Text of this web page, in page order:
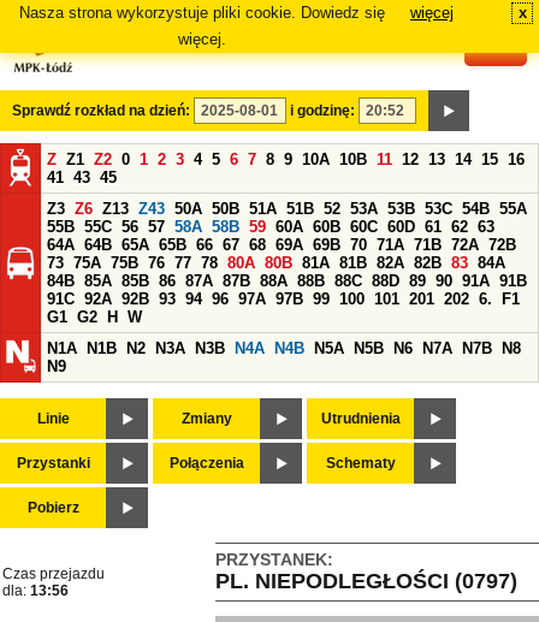
Nasza strona wykorzystuje pliki cookie. Dowiedz się
więcej.
więcej x
Sprawdź rozkład na dzień: i godzinę:
Z Z1 Z2 0 1 2 3 4 5 6 7 8 9 10A 10B 11 12 13 14 15 16
41 43 45
Z3 Z6 Z13 Z43 50A 50B 51A 51B 52 53A 53B 53C 54B 55A
55B 55C 56 57 58A 58B 59 60A 60B 60C 60D 61 62 63
64A 64B 65A 65B 66 67 68 69A 69B 70 71A 71B 72A 72B
73 75A 75B 76 77 78 80A 80B 81A 81B 82A 82B 83 84A
84B 85A 85B 86 87A 87B 88A 88B 88C 88D 89 90 91A 91B
91C 92A 92B 93 94 96 97A 97B 99 100 101 201 202 6.
F1
G1 G2 H
W
N1A
N1B N2 N3A N3B N4A N4B N5A N5B N6 N7A N7B
N8
N9
Linie Zmiany Utrudnienia
Przystanki Połączenia Schematy
Pobierz
PRZYSTANEK:
PL. NIEPODLEGŁOŚCI (0797)
Czas przejazdu
dla: 13:56